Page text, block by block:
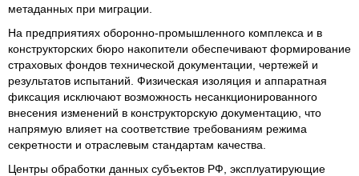
метаданных при миграции.
На предприятиях оборонно-промышленного комплекса и в
конструкторских бюро накопители обеспечивают формирование
страховых фондов технической документации, чертежей и
результатов испытаний. Физическая изоляция и аппаратная
фиксация исключают возможность несанкционированного
внесения изменений в конструкторскую документацию, что
напрямую влияет на соответствие требованиям режима
секретности и отраслевым стандартам качества.
Центры обработки данных субъектов РФ, эксплуатирующие